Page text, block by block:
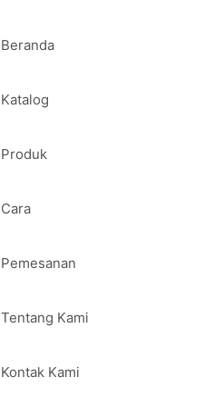
Beranda
Katalog
Produk
Cara
Pemesanan
Tentang Kami
Kontak Kami